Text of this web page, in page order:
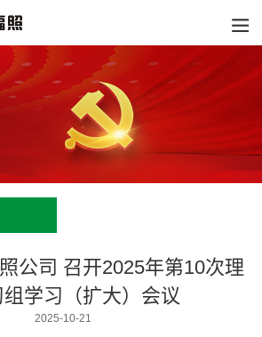
公司 召开2025年第10次理
学习（扩大）会议
2025-10-21